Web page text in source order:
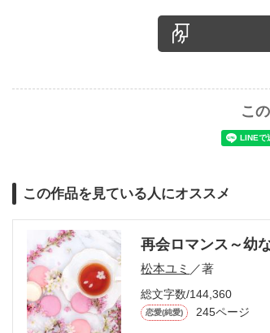
こ
この作品を見ている人にオススメ
再会ロマンス～幼
松本ユミ ／著
総文字数/144,360
恋愛(純愛) 245ページ